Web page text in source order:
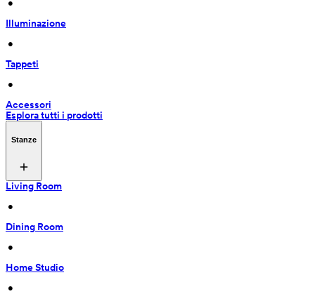
•
Illuminazione
•
Tappeti
•
Accessori
Esplora tutti i prodotti
Stanze
Living Room
•
Dining Room
•
Home Studio
•